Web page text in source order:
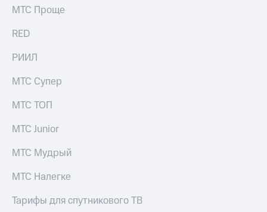
Описание
Программа
Рынок
Еврооблигации-2023
о
именных
Другое
МТС Проще
RED
РИИЛ
МТС Супер
МТС ТОП
МТС Junior
МТС Мудрый
МТС Налегке
Тарифы для спутникового ТВ